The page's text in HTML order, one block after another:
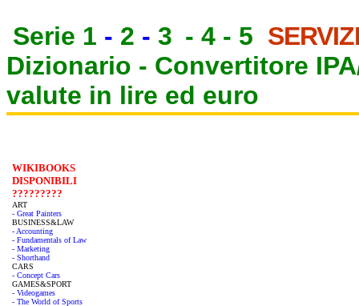
Serie 1 - 2 - 3 - 4 - 5
Dizionario - Convertitore
valute in lire ed euro
WIKIBOOKS
DISPONIBILI
?????????
ART
- Great Painters
BUSINESS&LAW
- Accounting
- Fundamentals of Law
- Marketing
- Shorthand
CARS
- Concept Cars
GAMES&SPORT
- Videogames
- The World of Sports